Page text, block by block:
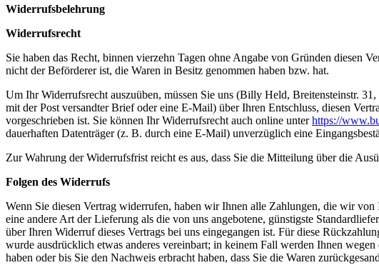
Widerrufsbelehrung
Widerrufsrecht
Sie haben das Recht, binnen vierzehn Tagen ohne Angabe von Gründen diesen
nicht der Beförderer ist, die Waren in Besitz genommen haben bzw. hat.
Um Ihr Widerrufsrecht auszuüben, müssen Sie uns (Billy Held, Breitensteinstr.
mit der Post versandter Brief oder eine E-Mail) über Ihren Entschluss, diesen
vorgeschrieben ist. Sie können Ihr Widerrufsrecht auch online unterhttps://
dauerhaften Datenträger (z. B. durch eine E-Mail) unverzüglich eine
Zur Wahrung der Widerrufsfrist reicht es aus, dass Sie die Mitteilung über die
Folgen des Widerrufs
Wenn Sie diesen Vertrag widerrufen, haben wir Ihnen alle Zahlungen, die wir
eine andere Art der Lieferung als die von uns angebotene, günstigste
über Ihren Widerruf dieses Vertrags bei uns eingegangen ist. Für diese
wurde ausdrücklich etwas anderes vereinbart; in keinem Fall werden Ihnen
haben oder bis Sie den Nachweis erbracht haben, dass Sie die Waren